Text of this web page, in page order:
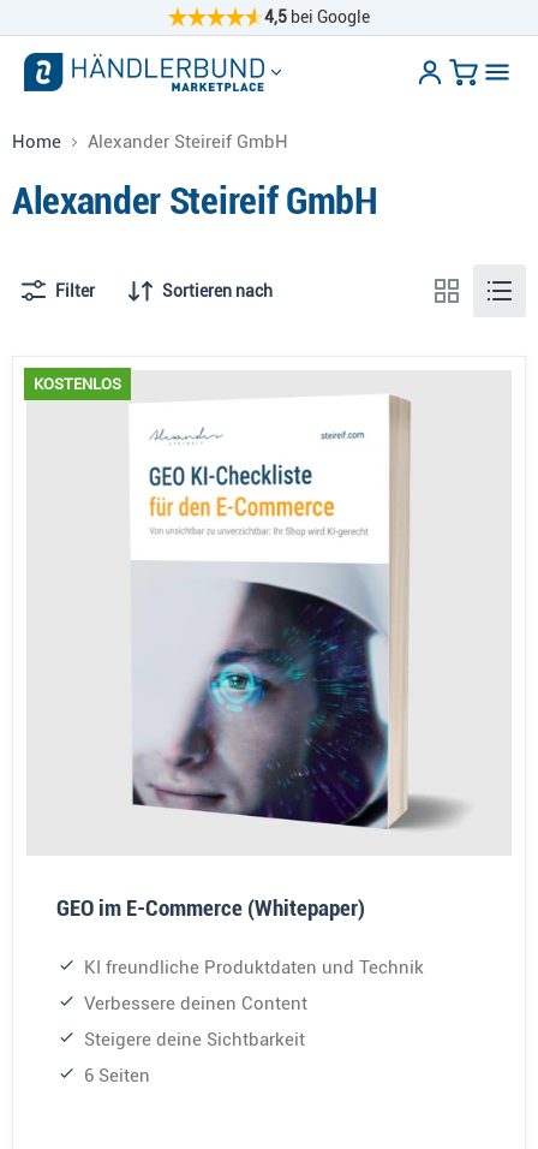
4,5 bei Google
Home Alexander Steireif GmbH
Alexander Steireif GmbH
Filter Sortieren nach
KOSTENLOS
GEO im E-Commerce (Whitepaper)
KI freundliche Produktdaten und Technik
Verbessere deinen Content
Steigere deine Sichtbarkeit
6 Seiten